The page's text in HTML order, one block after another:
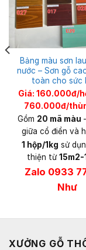
Bảng màu sơn
nước – Sơn gỗ
toàn cho sức
Giá: 160.000đ/
760.000đ/
Gồm 20 mã màu
giữa cổ điển và
1 hộp/1kg sử
thiện từ15m2-
Zalo 0933
Như
XƯỞNG GỖ